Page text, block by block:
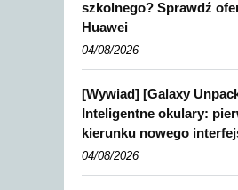
szkolnego? Sprawdź
Huawei
04/08/2026
[Wywiad] [Galaxy
Inteligentne okulary:
kierunku nowego
04/08/2026